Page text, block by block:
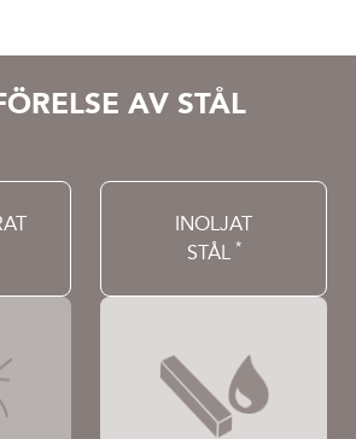
AV STÅL
INOLJAT
STÅL
*